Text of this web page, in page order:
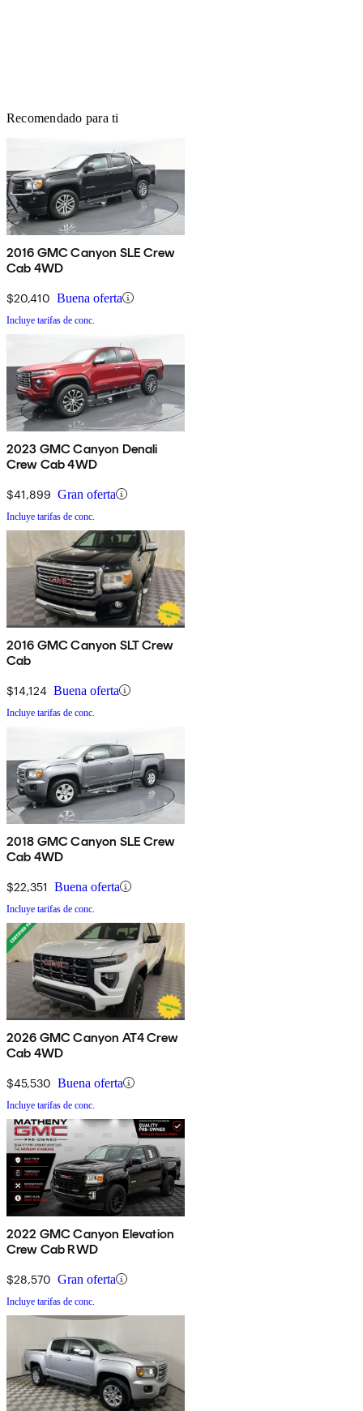
Recomendado para ti
2016 GMC Canyon SLE Crew
Cab 4WD
$20,410 Buena oferta
Incluye tarifas de conc.
2023 GMC Canyon Denali
Crew Cab 4WD
$41,899 Gran oferta
Incluye tarifas de conc.
2016 GMC Canyon SLT Crew
Cab
$14,124 Buena oferta
Incluye tarifas de conc.
2018 GMC Canyon SLE Crew
Cab 4WD
$22,351 Buena oferta
Incluye tarifas de conc.
2026 GMC Canyon AT4 Crew
Cab 4WD
$45,530 Buena oferta
Incluye tarifas de conc.
2022 GMC Canyon Elevation
Crew Cab RWD
$28,570 Gran oferta
Incluye tarifas de conc.